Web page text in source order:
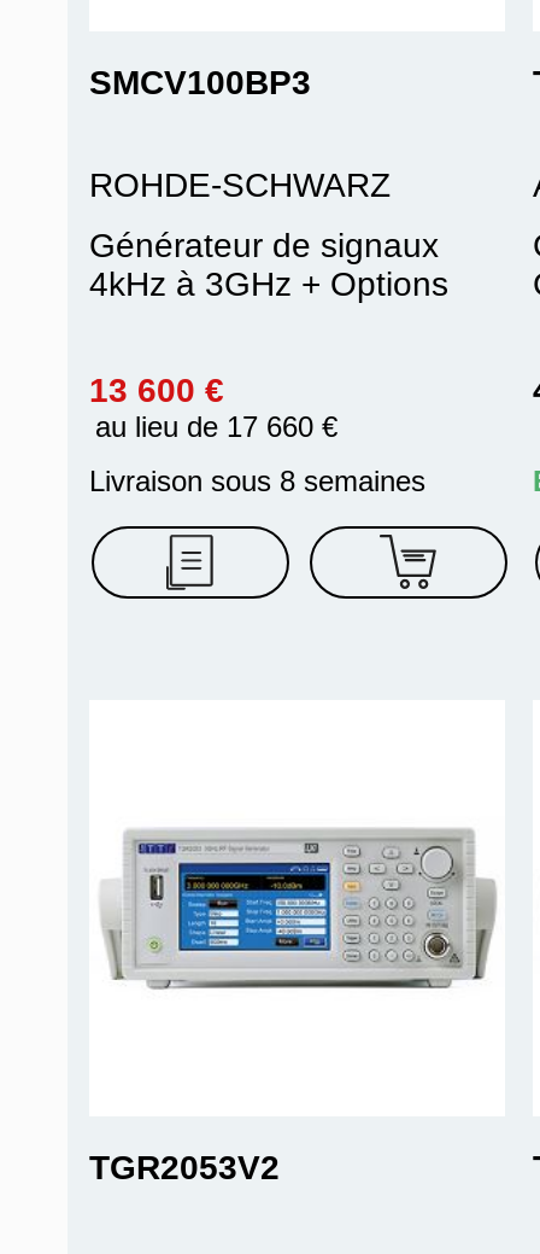
SMCV100BP3
ROHDE-SCHWARZ
Générateur de signaux
4kHz à 3GHz + Options
13 600 €
au lieu de 17 660 €
Livraison sous 8 semaines
TGR2053V2